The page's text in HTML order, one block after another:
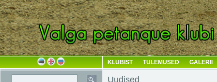
KLUBIST TULEMUSED GALERII
Uudised